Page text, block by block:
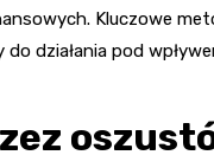
Kluczowe
działania pod